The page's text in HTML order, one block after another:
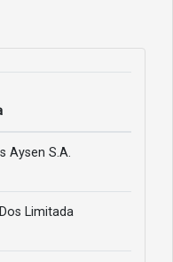
Aysen S.A.
Limitada